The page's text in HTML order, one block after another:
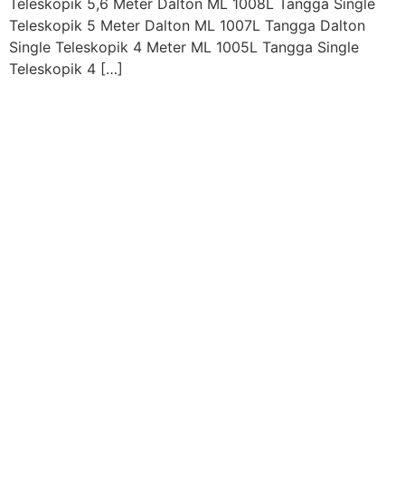
Teleskopik 5,6 Meter Dalton ML 1008L Tangga Single
Teleskopik 5 Meter Dalton ML 1007L Tangga Dalton
Single Teleskopik 4 Meter ML 1005L Tangga Single
Teleskopik 4 […]